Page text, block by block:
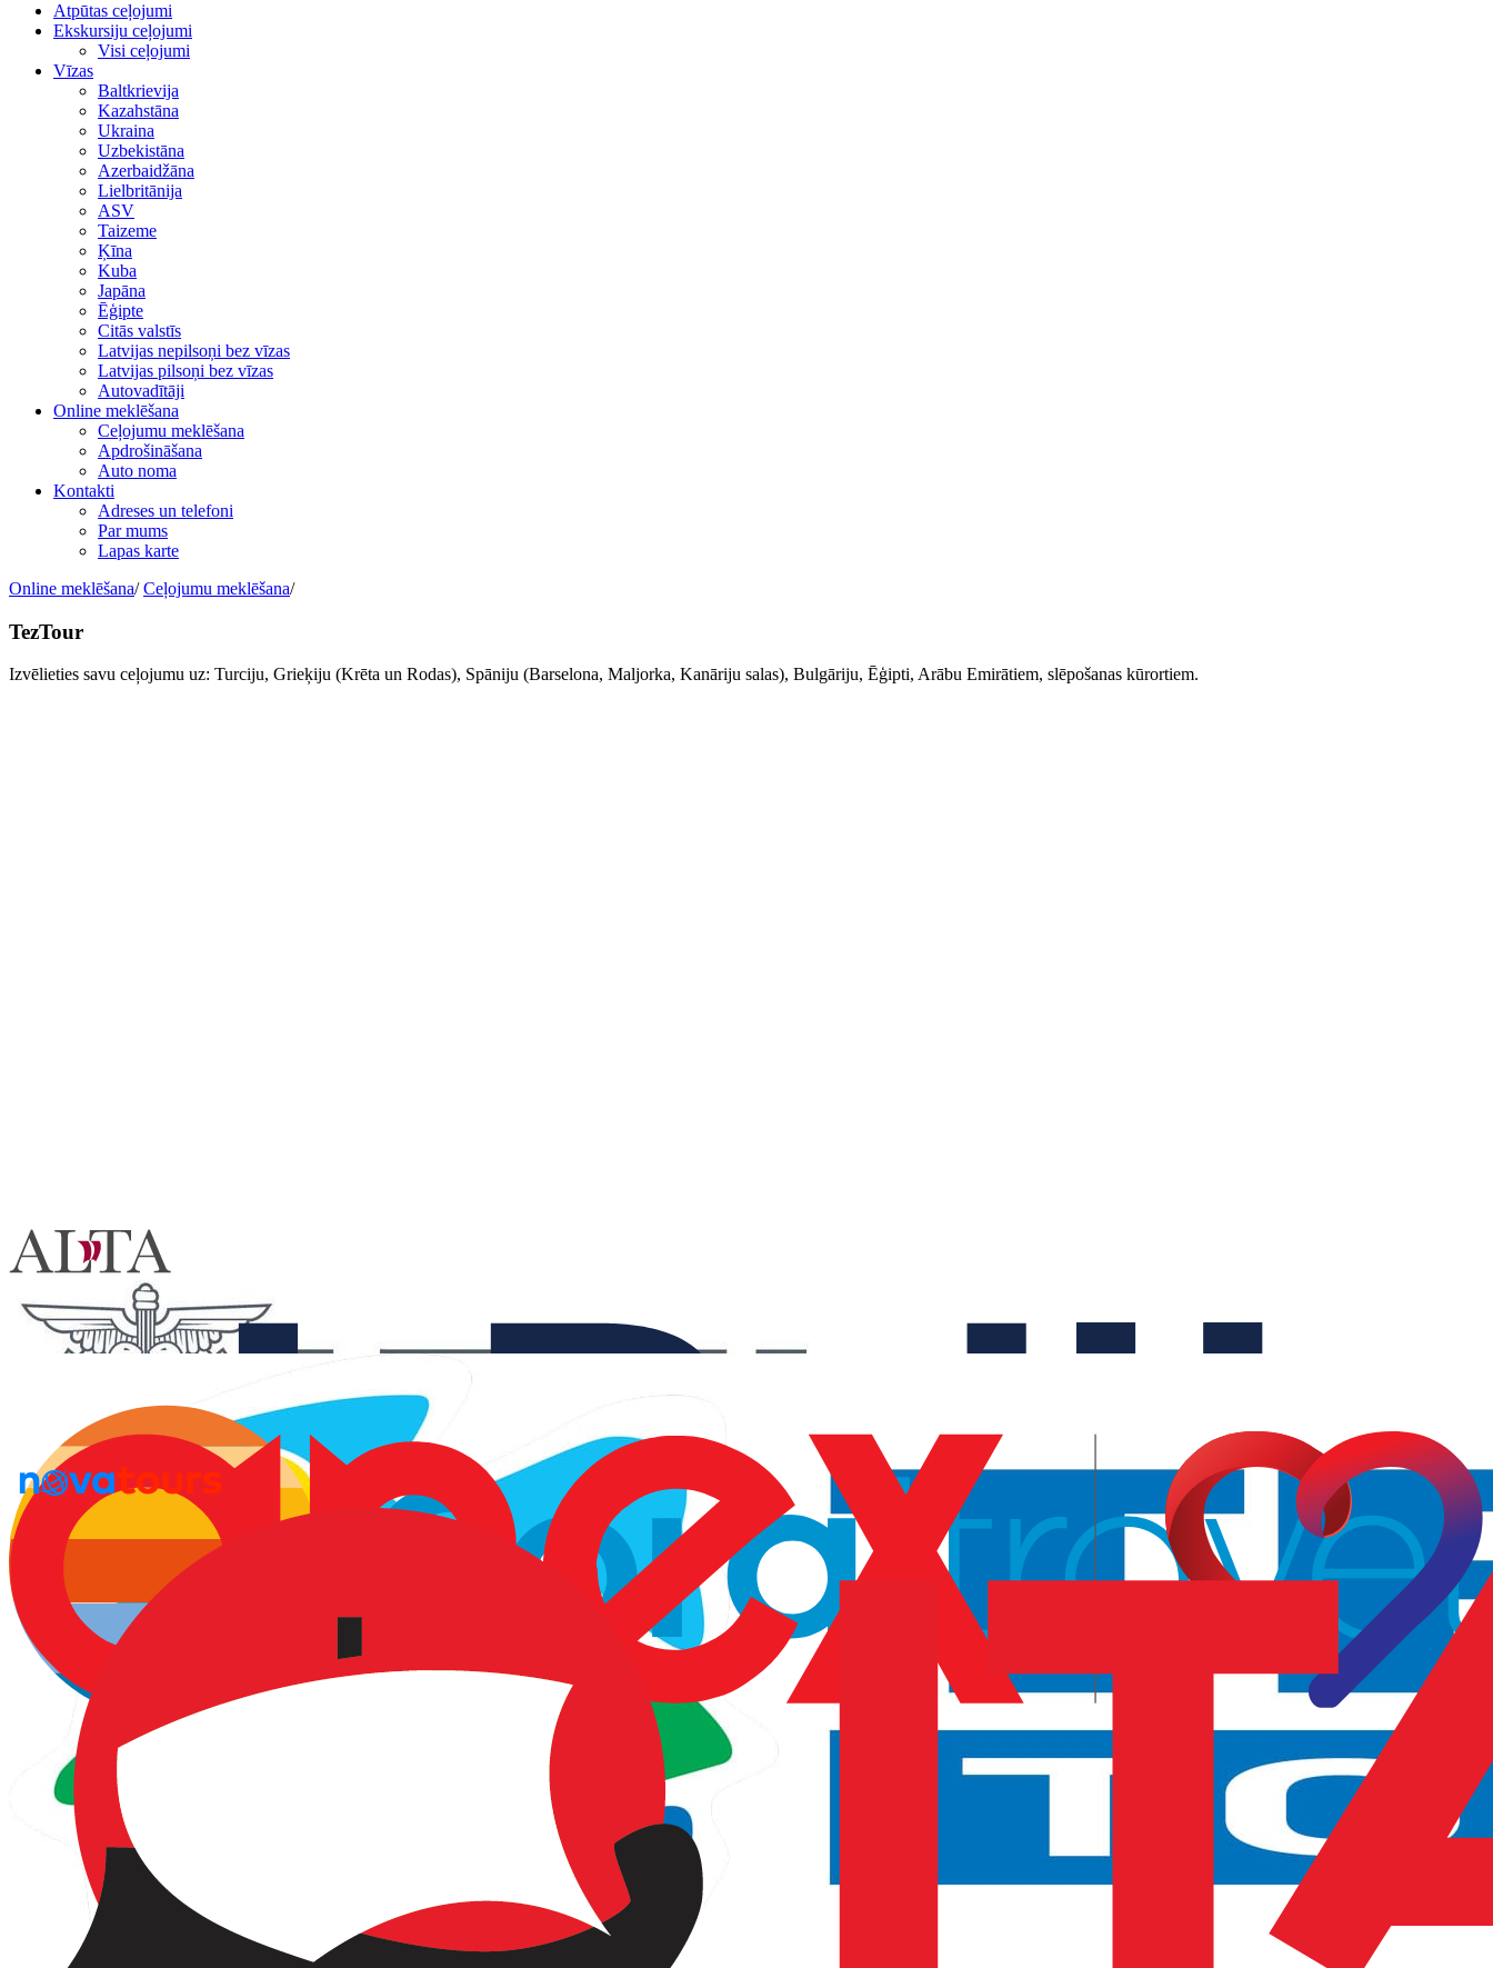
Atpūtas ceļojumi
Ekskursiju ceļojumi
Visi ceļojumi
Vīzas
Baltkrievija
Kazahstāna
Ukraina
Uzbekistāna
Azerbaidžāna
Lielbritānija
ASV
Taizeme
Ķīna
Kuba
Japāna
Ēģipte
Citās valstīs
Latvijas nepilsoņi bez vīzas
Latvijas pilsoņi bez vīzas
Autovadītāji
Online meklēšana
Ceļojumu meklēšana
Apdrošināšana
Auto noma
Kontakti
Adreses un telefoni
Par mums
Lapas karte
Online meklēšana/ Ceļojumu meklēšana/
TezTour
Izvēlieties savu ceļojumu uz: Turciju, Grieķiju (Krēta un Rodas), Spāniju (Barselona, Maljorka, Kanāriju salas), Bulgāriju, Ēģipti, Arābu Emirātiem, slēpošanas kūrortiem.